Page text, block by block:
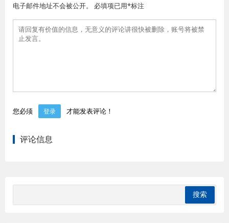
电子邮件地址不会被公开。 必填项已用*标注
您必须 登录 才能发表评论！
评论信息